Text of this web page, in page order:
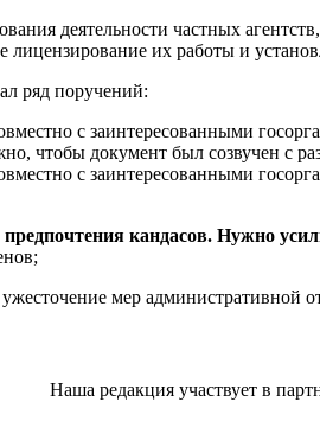
деятельности частных
их работы и
ряд поручений:
с заинтересованными
чтобы документ был созвучен с
с заинтересованными
кандасов. Нужно
мер административной
Наша редакция участвует в